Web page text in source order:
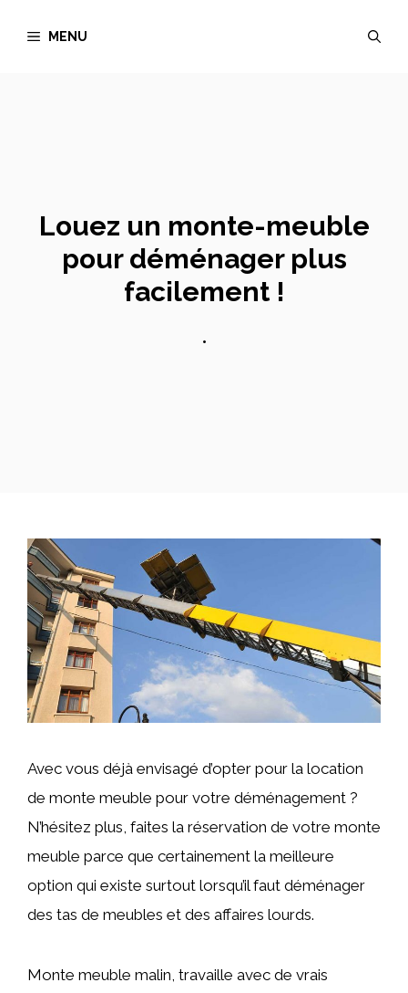
MENU
Louez un monte-meuble
pour déménager plus
facilement !
•
Avec vous déjà envisagé d’opter pour la location
de monte meuble pour votre déménagement ?
N’hésitez plus, faites la réservation de votre monte
meuble parce que certainement la meilleure
option qui existe surtout lorsqu’il faut déménager
des tas de meubles et des affaires lourds.
Monte meuble malin, travaille avec de vrais